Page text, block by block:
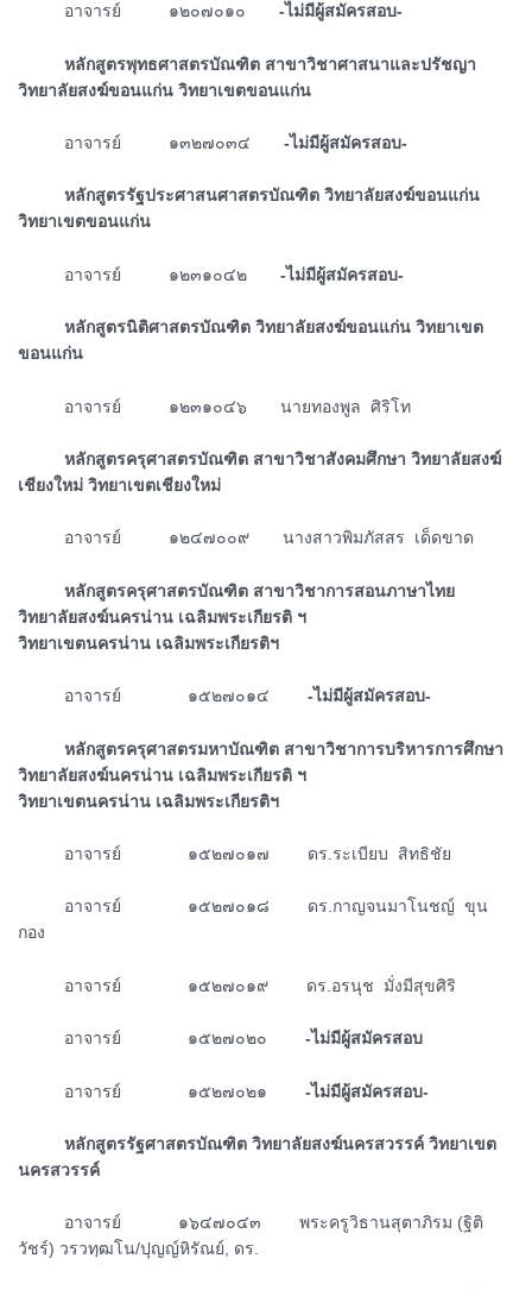
ᅠᅠᅠอาจารย์ ๑๒๐๗๐๑๐ -ไม่มีผู้สมัครสอบ-
ᅠᅠᅠหลักสูตรพุทธศาสตรบัณฑิต สาขาวิชาศาสนาและปรัชญา
วิทยาลัยสงฆ์ขอนแก่น วิทยาเขตขอนแก่น
ᅠᅠᅠอาจารย์ ๑๓๒๗๐๓๔ -ไม่มีผู้สมัครสอบ-
ᅠᅠᅠหลักสูตรรัฐประศาสนศาสตรบัณฑิต วิทยาลัยสงฆ์ขอนแก่น
วิทยาเขตขอนแก่น
ᅠᅠᅠอาจารย์ ๑๒๓๑๐๔๒ -ไม่มีผู้สมัครสอบ-
ᅠᅠᅠหลักสูตรนิติศาสตรบัณฑิต วิทยาลัยสงฆ์ขอนแก่น วิทยาเขต
ขอนแก่น
ᅠᅠᅠอาจารย์ ๑๒๓๑๐๔๖ นายทองพูล ศิริโท
ᅠᅠᅠหลักสูตรครุศาสตรบัณฑิต สาขาวิชาสังคมศึกษา วิทยาลัยสงฆ์
เชียงใหม่ วิทยาเขตเชียงใหม่
ᅠᅠᅠอาจารย์ ๑๒๔๗๐๐๙ นางสาวพิมภัสสร เด็ดขาด
ᅠᅠᅠหลักสูตรครุศาสตรบัณฑิต สาขาวิชาการสอนภาษาไทย
วิทยาลัยสงฆ์นครน่าน เฉลิมพระเกียรติ ฯ
วิทยาเขตนครน่าน เฉลิมพระเกียรติฯ
ᅠᅠᅠอาจารย์ ๑๕๒๗๐๑๔ -ไม่มีผู้สมัครสอบ-
ᅠᅠᅠหลักสูตรครุศาสตรมหาบัณฑิต สาขาวิชาการบริหารการศึกษา
วิทยาลัยสงฆ์นครน่าน เฉลิมพระเกียรติ ฯ
วิทยาเขตนครน่าน เฉลิมพระเกียรติฯ
ᅠᅠᅠอาจารย์ ๑๕๒๗๐๑๗ ดร.ระเบียบ สิทธิชัย
ᅠᅠᅠอาจารย์ ๑๕๒๗๐๑๘ ดร.กาญจนมาโนชญ์ ขุน
กอง
ᅠᅠᅠอาจารย์ ๑๕๒๗๐๑๙ ดร.อรนุช มั่งมีสุขศิริ
ᅠᅠᅠอาจารย์ ๑๕๒๗๐๒๐ -ไม่มีผู้สมัครสอบ
ᅠᅠᅠอาจารย์ ๑๕๒๗๐๒๑ -ไม่มีผู้สมัครสอบ-
ᅠᅠᅠหลักสูตรรัฐศาสตรบัณฑิต วิทยาลัยสงฆ์นครสวรรค์ วิทยาเขต
นครสวรรค์
ᅠᅠᅠอาจารย์ ๑๖๔๗๐๔๓ พระครูวิธานสุตาภิรม (ฐิติ
วัชร์) วรวทฺฒโน/ปุญญ์หิรัณย์, ดร.